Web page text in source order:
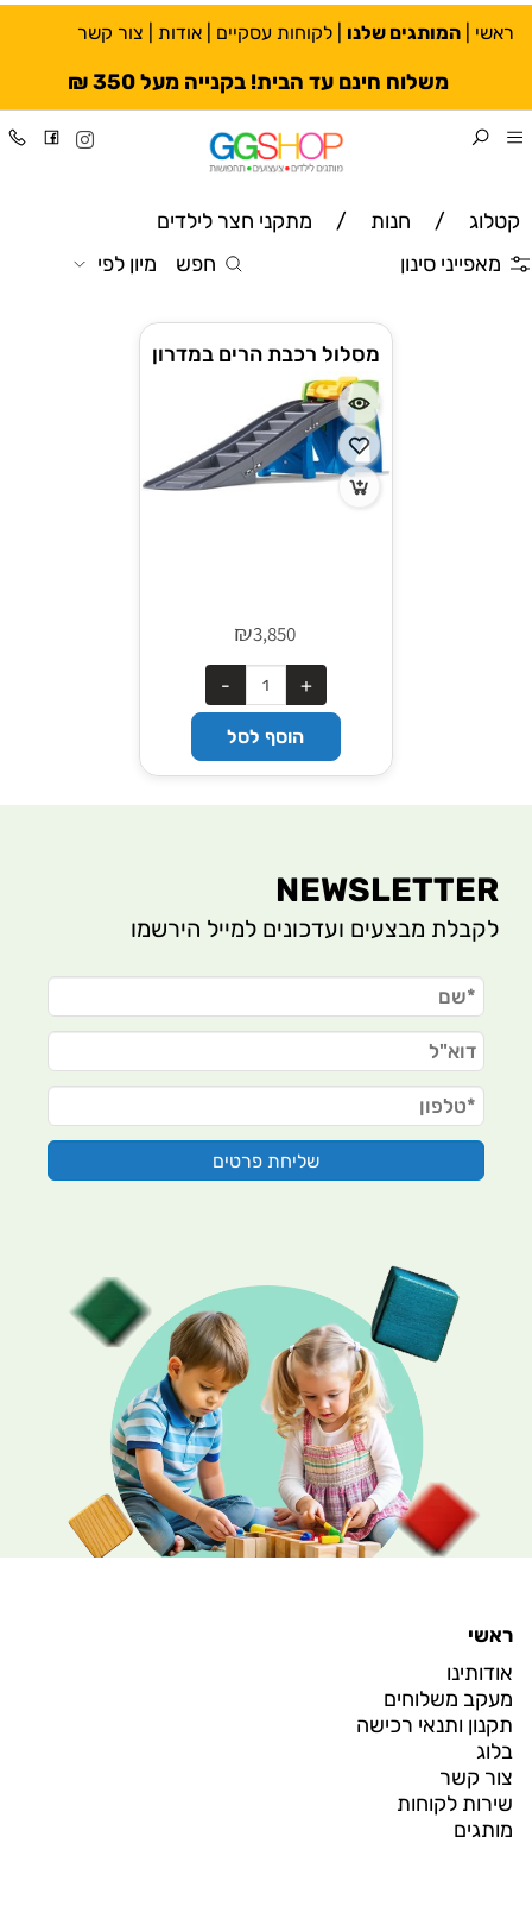
ראשי המותגים שלנו לקוחות עסקיים אודות צור קשר
משלוח חינם עד הבית! בקנייה מעל 350 ₪
קטלוג / חנות /
מתקני חצר לילדים
מאפייני סינון
חפש מיון לפי
מסלול רכבת הרים במדרון
אקסטרים STEP2
₪3,850
הוסף לסל
NEWSLETTER
לקבלת מבצעים ועדכונים למייל הירשמו
ראשי
אודותינו
מעקב משלוחים
תקנון ותנאי רכישה
בלוג
צור קשר
שירות לקוחות
מותגים